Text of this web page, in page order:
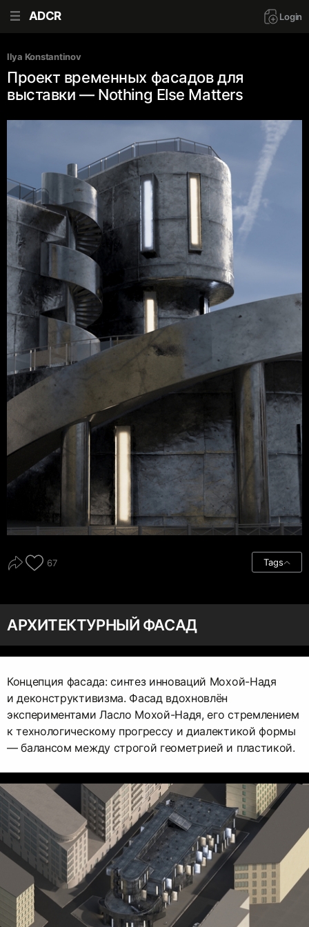
ADCR Login
Ilya Konstantinov
Проект временных фасадов для
выставки — Nothing Else Matters
67 Tags
АРХИТЕКТУРНЫЙ ФАСАД
Концепция фасада: синтез инноваций Мохой-Надя
и деконструктивизма. Фасад вдохновлён
экспериментами Ласло Мохой-Надя, его стремлением
к технологическому прогрессу и диалектикой формы
— балансом между строгой геометрией и пластикой.